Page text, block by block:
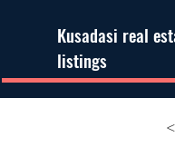
Kusadasi real
listings